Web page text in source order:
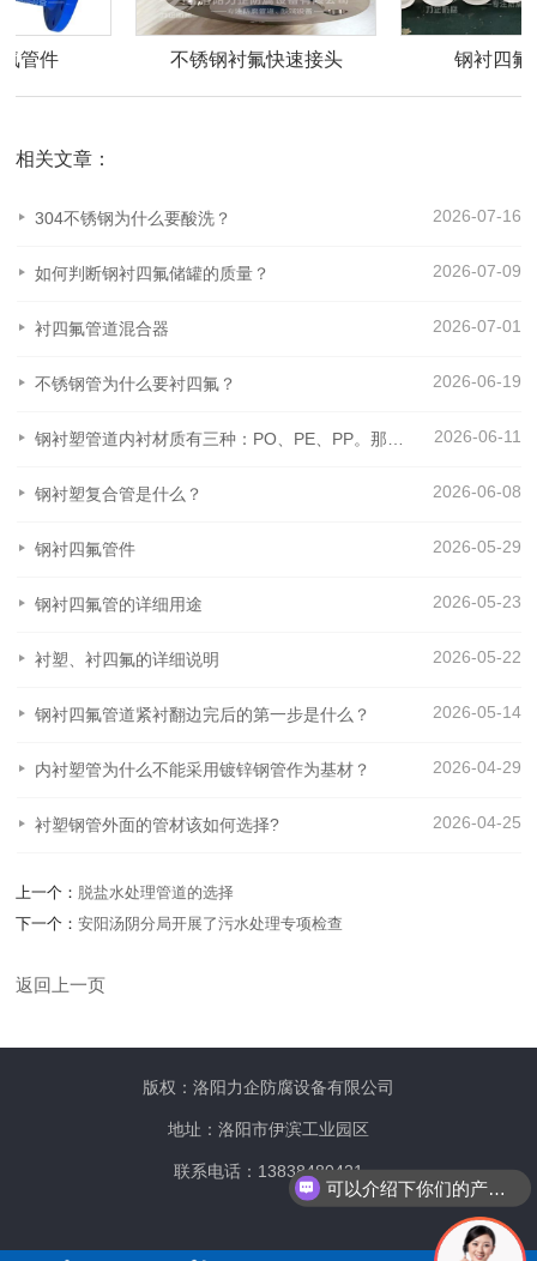
不锈钢衬氟快速接头 钢衬四氟取样环
相关文章：
2026-07-16
304不锈钢为什么要酸洗？
2026-07-09
如何判断钢衬四氟储罐的质量？
2026-07-01
衬四氟管道混合器
2026-06-19
不锈钢管为什么要衬四氟？
2026-06-11
2026-06-08
钢衬塑复合管是什么？
2026-05-29
钢衬四氟管件
2026-05-23
钢衬四氟管的详细用途
2026-05-22
衬塑、衬四氟的详细说明
2026-05-14
钢衬四氟管道紧衬翻边完后的第一步是什么？
2026-04-29
内衬塑管为什么不能采用镀锌钢管作为基材？
2026-04-25
衬塑钢管外面的管材该如何选择?
上一个： 脱盐水处理管道的选择
下一个：安阳汤阴分局开展了污水处理专项检查
返回上一页
版权：洛阳力企防腐设备有限公司
地址：洛阳市伊滨工业园区
联系电话：13838480421
可以介绍下你们的产品么？